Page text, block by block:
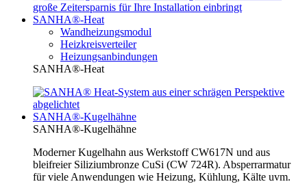
SANHA®-Heat
Wandheizungsmodul
Heizkreisverteiler
Heizungsanbindungen
SANHA®-Heat
SANHA®-Kugelhähne
SANHA®-Kugelhähne
Moderner Kugelhahn aus Werkstoff CW617N und aus
bleifreier Siliziumbronze CuSi (CW 724R). Absperrarmatur
für viele Anwendungen wie Heizung, Kühlung, Kälte uvm.